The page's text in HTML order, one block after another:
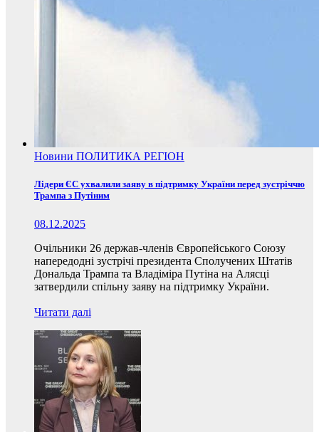
Новини ПОЛИТИКА РЕГІОН
Лідери ЄС ухвалили заяву в підтримку України перед зустріччю
Трампа з Путіним
08.12.2025
Очільники 26 держав-членів Європейського Союзу
напередодні зустрічі президента Сполучених Штатів
Дональда Трампа та Владіміра Путіна на Алясці
затвердили спільну заяву на підтримку України.
Читати далі